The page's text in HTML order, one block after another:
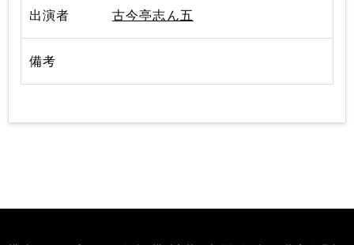
古今亭志ん五